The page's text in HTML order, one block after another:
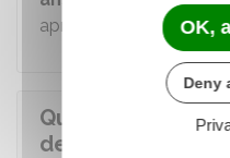
après la commission
Quels sont les
de vandalisme ?
OK,
Deny